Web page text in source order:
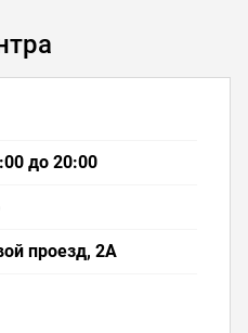
до 20:00
проезд, 2А